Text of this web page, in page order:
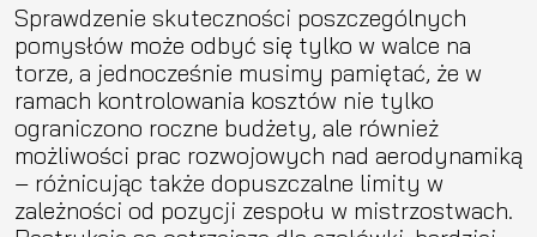
Sprawdzenie skuteczności poszczególnych
pomysłów może odbyć się tylko w walce na
torze, a jednocześnie musimy pamiętać, że w
ramach kontrolowania kosztów nie tylko
ograniczono roczne budżety, ale również
możliwości prac rozwojowych nad aerodynamiką
– różnicując także dopuszczalne limity w
zależności od pozycji zespołu w mistrzostwach.